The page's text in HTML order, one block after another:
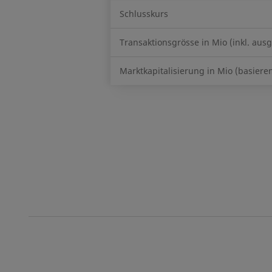
Schlusskurs
Transaktionsgrösse in Mio (inkl.
Marktkapitalisierung in Mio